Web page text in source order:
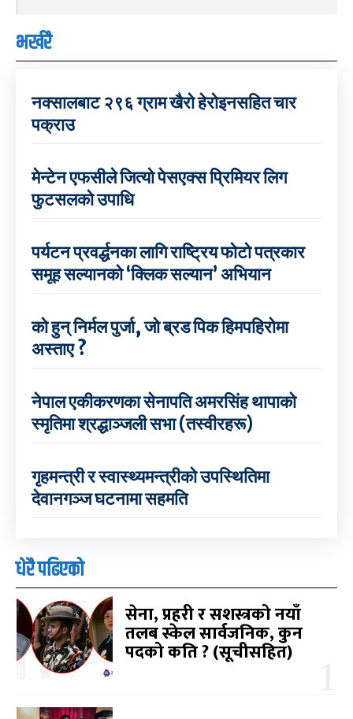
भर्खरै
नक्सालबाट २९६ ग्राम खैरो हेरोइनसहित चार
पक्राउ
मेन्टेन एफसीले जित्यो पेसएक्स प्रिमियर लिग
फुटसलको उपाधि
पर्यटन प्रवर्द्धनका लागि राष्ट्रिय फोटो पत्रकार
समूह सल्यानको ‘क्लिक सल्यान’ अभियान
को हुन् निर्मल पुर्जा, जो ब्रड पिक हिमपहिरोमा
अस्ताए ?
नेपाल एकीकरणका सेनापति अमरसिंह थापाको
स्मृतिमा श्रद्धाञ्जली सभा (तस्वीरहरू)
गृहमन्त्री र स्वास्थ्यमन्त्रीको उपस्थितिमा
देवानगञ्ज घटनामा सहमति
धेरै पढिएको
सेना, प्रहरी र सशस्त्रको नयाँ
तलब स्केल सार्वजनिक, कुन
पदको कति ? (सूचीसहित)